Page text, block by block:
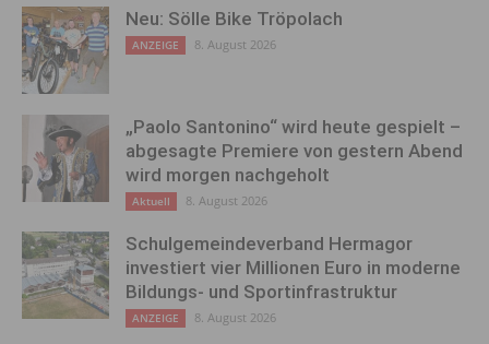
Neu: Sölle Bike Tröpolach
ANZEIGE 8. August 2026
„Paolo Santonino“ wird heute gespielt –
abgesagte Premiere von gestern Abend
wird morgen nachgeholt
Aktuell 8. August 2026
Schulgemeindeverband Hermagor
investiert vier Millionen Euro in moderne
Bildungs- und Sportinfrastruktur
ANZEIGE 8. August 2026